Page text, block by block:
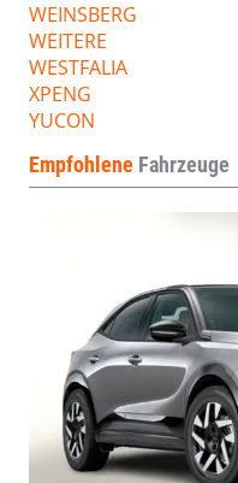
WEINSBERG
WEITERE
WESTFALIA
XPENG
YUCON
Empfohlene Fahrzeuge